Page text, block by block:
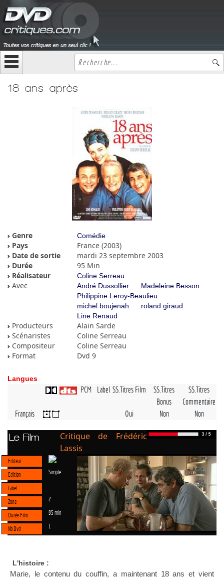
18 ans après
Genre Comédie
Pays
France (2003)
Date de sortie
mardi 23 septembre 2003
Durée
95 Min
Réalisateur
Coline Serreau
Avec André Dussollier
Madeleine Besson
Philippine Leroy-Beaulieu
michel boujenah
roland giraud
Line Renaud
Producteurs
Alain Sarde
Scénaristes
Coline Serreau
Compositeur
Coline Serreau
Format
Dvd 9
Langues
PCM Label SS.Titres Film
SS.Titres
Bonus
SS.Titres
Commentaire
Français
Oui Non Non
Le Film
Critique de Frédéric
Lassis
Editeur
Edition
Simple
Label
Zone
2
Durée Film 95 min
Nb Dvd 1
L'histoire :
Marie, le contenu du couffin, a maintenant 18 ans et vient